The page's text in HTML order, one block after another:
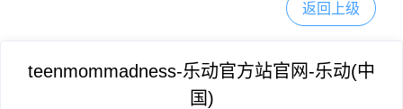
返回上级
teenmommadness-乐动官方站官网-乐动(中
国)